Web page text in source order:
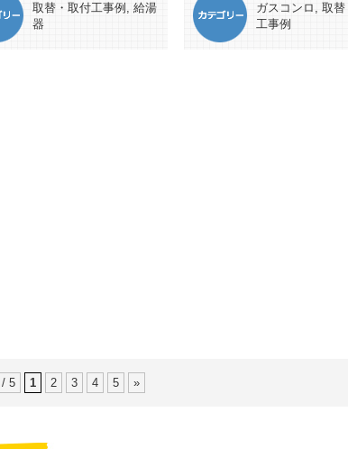
取替・取付工事例 , 給湯
器
ガスコンロ , 取替
工事例
/ 5 1 2 3 4 5 »